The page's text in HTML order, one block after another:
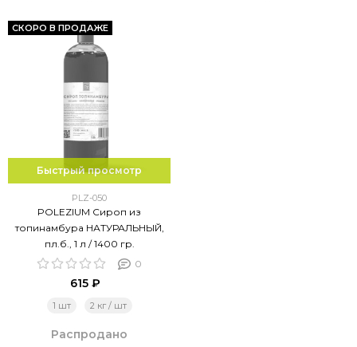
СКОРО В ПРОДАЖЕ
Быстрый просмотр
PLZ-050
POLEZIUM Сироп из
топинамбура НАТУРАЛЬНЫЙ,
пл.б., 1 л / 1400 гр.
0
615 ₽
1 шт 2 кг / шт
Распродано